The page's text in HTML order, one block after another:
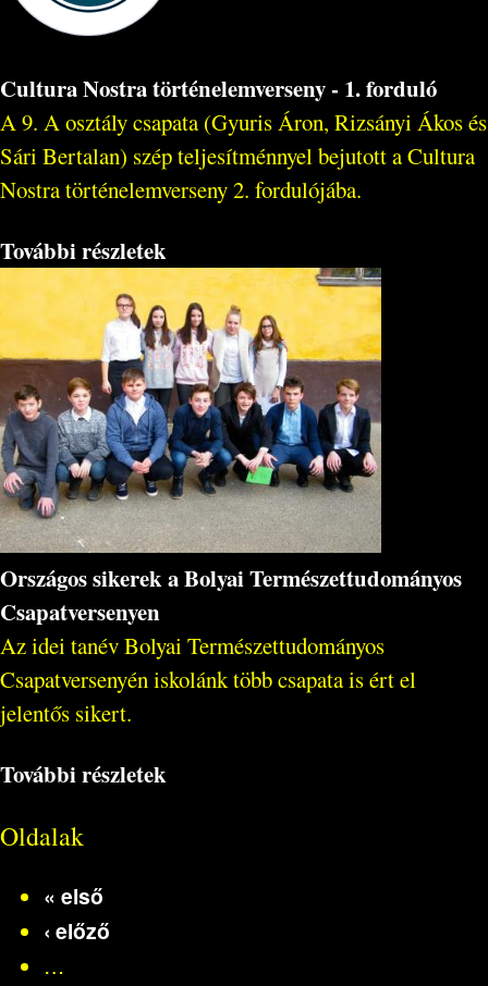
Cultura Nostra történelemverseny - 1. forduló
A 9. A osztály csapata (Gyuris Áron, Rizsányi Ákos és
Sári Bertalan) szép teljesítménnyel bejutott a Cultura
Nostra történelemverseny 2. fordulójába.
További részletek
Országos sikerek a Bolyai Természettudományos
Csapatversenyen
Az idei tanév Bolyai Természettudományos
Csapatversenyén iskolánk több csapata is ért el
jelentős sikert.
További részletek
Oldalak
« első
‹ előző
…